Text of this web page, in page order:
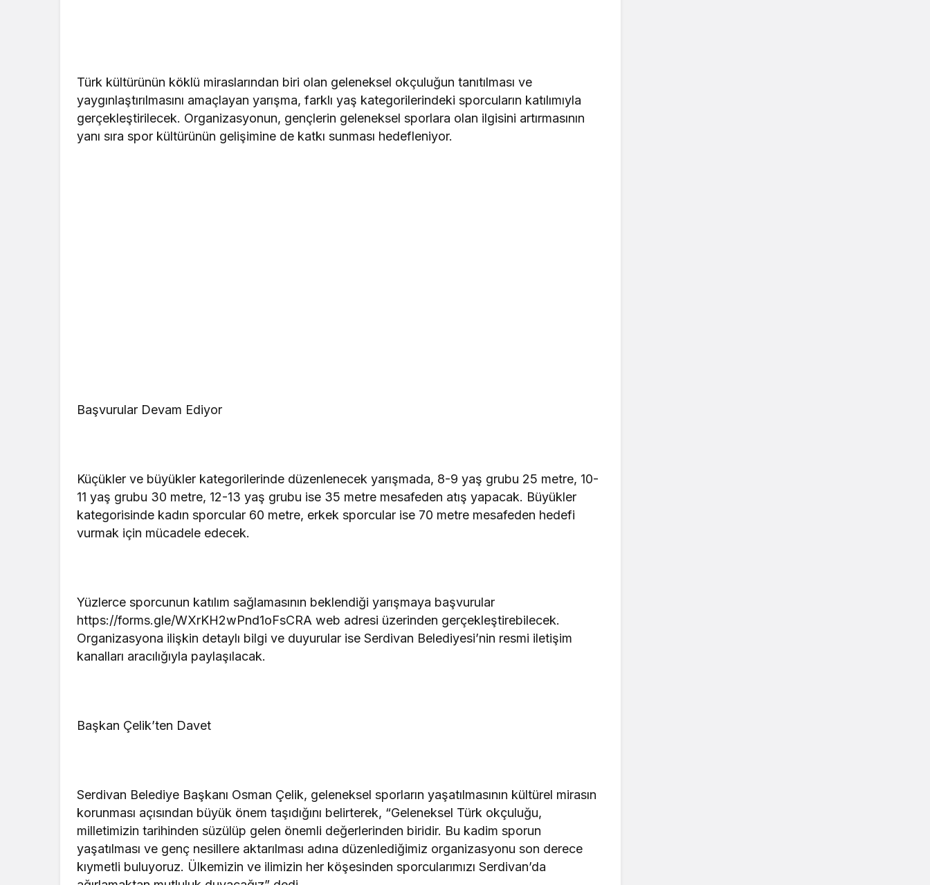
Türk kültürünün köklü miraslarından biri olan geleneksel okçuluğun tanıtılması ve
yaygınlaştırılmasını amaçlayan yarışma, farklı yaş kategorilerindeki sporcuların katılımıyla
gerçekleştirilecek. Organizasyonun, gençlerin geleneksel sporlara olan ilgisini artırmasının
yanı sıra spor kültürünün gelişimine de katkı sunması hedefleniyor.
Başvurular Devam Ediyor
Küçükler ve büyükler kategorilerinde düzenlenecek yarışmada, 8-9 yaş grubu 25 metre, 10-
11 yaş grubu 30 metre, 12-13 yaş grubu ise 35 metre mesafeden atış yapacak. Büyükler
kategorisinde kadın sporcular 60 metre, erkek sporcular ise 70 metre mesafeden hedefi
vurmak için mücadele edecek.
Yüzlerce sporcunun katılım sağlamasının beklendiği yarışmaya başvurular
https://forms.gle/WXrKH2wPnd1oFsCRA web adresi üzerinden gerçekleştirebilecek.
Organizasyona ilişkin detaylı bilgi ve duyurular ise Serdivan Belediyesi’nin resmi iletişim
kanalları aracılığıyla paylaşılacak.
Başkan Çelik’ten Davet
Serdivan Belediye Başkanı Osman Çelik, geleneksel sporların yaşatılmasının kültürel mirasın
korunması açısından büyük önem taşıdığını belirterek, “Geleneksel Türk okçuluğu,
milletimizin tarihinden süzülüp gelen önemli değerlerinden biridir. Bu kadim sporun
yaşatılması ve genç nesillere aktarılması adına düzenlediğimiz organizasyonu son derece
kıymetli buluyoruz. Ülkemizin ve ilimizin her köşesinden sporcularımızı Serdivan’da